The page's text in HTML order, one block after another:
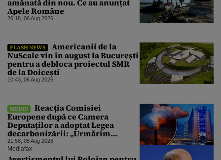
amânată din nou. Ce au anunțat
Apele Române
20:18, 06 Aug 2026
FLASH NEWS
Americanii de la
NuScale vin în august la București
pentru a debloca proiectul SMR
de la Doicești
10:43, 06 Aug 2026
MEDIU
Reacția Comisiei
Europene după ce Camera
Deputaților a adoptat Legea
decarbonizării: „Urmărim
evoluția”
21:58, 05 Aug 2026
Mediafax